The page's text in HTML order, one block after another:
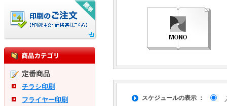
定番商品
チラシ印刷
フライヤー印刷
スケジュールの表示 ：